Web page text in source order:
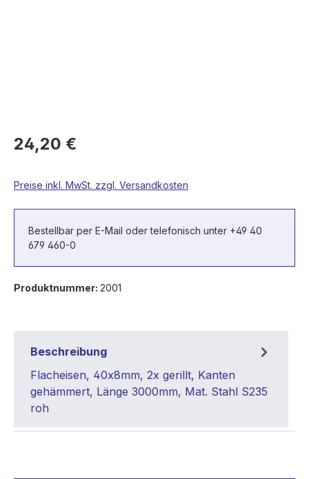
24,20 €
Preise inkl. MwSt. zzgl. Versandkosten
Bestellbar per E-Mail oder telefonisch unter +49 40
679 460-0
Produktnummer: 2001
Beschreibung
Flacheisen, 40x8mm, 2x gerillt, Kanten
gehämmert, Länge 3000mm, Mat. Stahl S235
roh